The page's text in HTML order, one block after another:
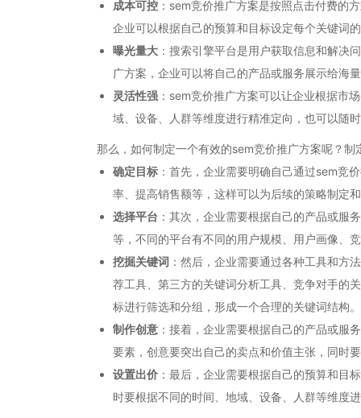
成本可控 ：sem竞价推广方案是按照点击付费的
企业可以根据自己的预算和目标设定每个关键词
曝光量大 ：搜索引擎平台是用户获取信息和解决
广方案，企业可以将自己的产品或服务展示给海
灵活性强 ：sem竞价推广方案可以让企业根据市
域、设备、人群等维度进行精准定向，也可以随
那么，如何制定一个有效的sem竞价推广方案呢？
确定目标 ：首先，企业需要明确自己通过sem竞
率、提高销售额等，这样可以为后续的策略制定
选择平台 ：其次，企业需要根据自己的产品或服
等，不同的平台有不同的用户规模、用户画像、
挖掘关键词 ：然后，企业需要通过各种工具和方
荐工具、第三方的关键词分析工具、竞争对手的
标进行筛选和分组，形成一个合理的关键词结构。
制作创意 ：接着，企业需要根据自己的产品或服
要素，创意要突出自己的卖点和价值主张，同时
设置出价 ：最后，企业需要根据自己的预算和目
时要根据不同的时间、地域、设备、人群等维度